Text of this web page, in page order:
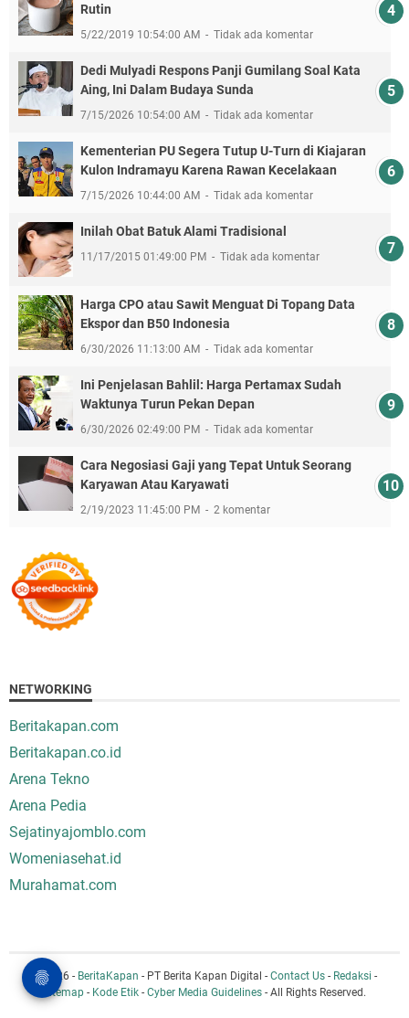
Rutin
5/22/2019 10:54:00 AM Tidak ada komentar
Dedi Mulyadi Respons Panji Gumilang Soal Kata
Aing, Ini Dalam Budaya Sunda
7/15/2026 10:54:00 AM Tidak ada komentar
Kementerian PU Segera Tutup U-Turn di Kiajaran
Kulon Indramayu Karena Rawan Kecelakaan
7/15/2026 10:44:00 AM Tidak ada komentar
Inilah Obat Batuk Alami Tradisional
11/17/2015 01:49:00 PM Tidak ada komentar
Harga CPO atau Sawit Menguat Di Topang Data
Ekspor dan B50 Indonesia
6/30/2026 11:13:00 AM Tidak ada komentar
Ini Penjelasan Bahlil: Harga Pertamax Sudah
Waktunya Turun Pekan Depan
6/30/2026 02:49:00 PM Tidak ada komentar
Cara Negosiasi Gaji yang Tepat Untuk Seorang
Karyawan Atau Karyawati
2/19/2023 11:45:00 PM 2 komentar
NETWORKING
Beritakapan.com
Beritakapan.co.id
Arena Tekno
Arena Pedia
Sejatinyajomblo.com
Womeniasehat.id
Murahamat.com
© 2026 - BeritaKapan - PT Berita Kapan Digital - Contact Us- Redaksi -
Sitemap - Kode Etik - Cyber Media Guidelines - All Rights Reserved.